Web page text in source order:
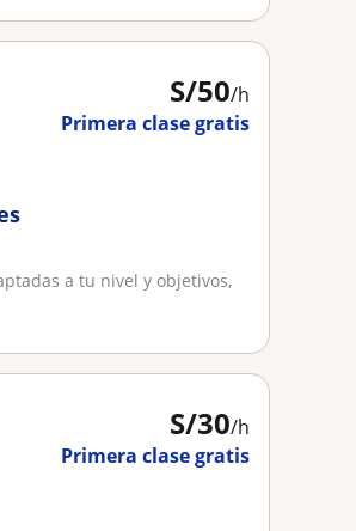
S/50/h
Primera clase gratis
a tu nivel y objetivos,
S/30/h
Primera clase gratis